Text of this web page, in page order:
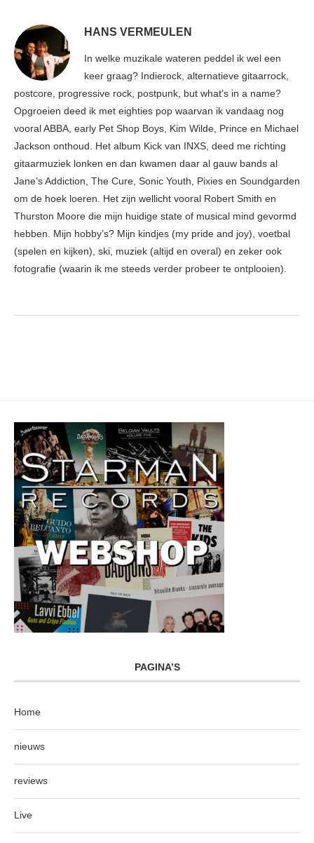
HANS VERMEULEN
In welke muzikale wateren peddel ik wel een
keer graag? Indierock, alternatieve gitaarrock,
postcore, progressive rock, postpunk, but what’s in a name?
Opgroeien deed ik met eighties pop waarvan ik vandaag nog
vooral ABBA, early Pet Shop Boys, Kim Wilde, Prince en Michael
Jackson onthoud. Het album Kick van INXS, deed me richting
gitaarmuziek lonken en dan kwamen daar al gauw bands al
Jane’s Addiction, The Cure, Sonic Youth, Pixies en Soundgarden
om de hoek loeren. Het zijn wellicht vooral Robert Smith en
Thurston Moore die mijn huidige state of musical mind gevormd
hebben. Mijn hobby’s? Mijn kindjes (my pride and joy), voetbal
(spelen en kijken), ski, muziek (altijd en overal) en zeker ook
fotografie (waarin ik me steeds verder probeer te ontplooien).
PAGINA’S
Home
nieuws
reviews
Live